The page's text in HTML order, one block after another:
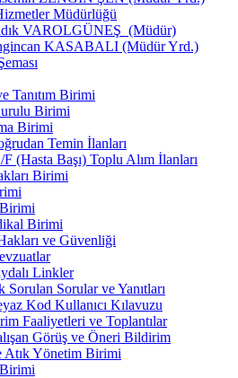
Müdürlüğü
VAROLGÜNEŞ (Müdür)
KASABALI (Müdür Yrd.)
Tanıtım Birimi
Birimi
Birimi
Temin İlanları
F (Hasta Başı) Toplu Alım İlanları
Birimi
Birimi
ve Güvenliği
Linkler
Sorulan Sorular ve Yanıtları
Kod Kullanıcı Kılavuzu
Faaliyetleri ve Toplantılar
Görüş ve Öneri Bildirim
Atık Yönetim Birimi